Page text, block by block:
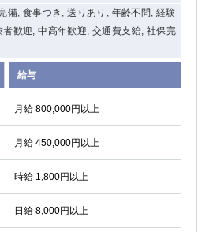
備, 食事つき, 送りあり, 年齢不問, 経験
者歓迎, 中高年歓迎, 交通費支給, 社保完
給与
月給 800,000円以上
月給 450,000円以上
時給 1,800円以上
日給 8,000円以上